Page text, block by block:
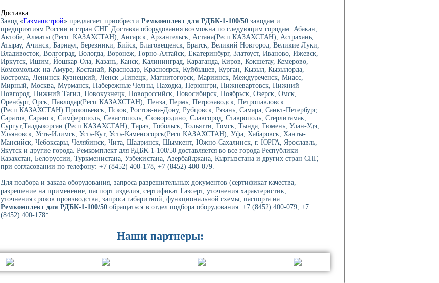
Доставка
Завод «Газмашстрой» предлагает приобрести Ремкомплект для РДБК-1-100/50заводам и
предприятиям России и стран СНГ. Доставка оборудования возможна по следующим городам: Абакан,
Актобе, Алматы (Респ. КАЗАХСТАН), Ангарск, Архангельск, Астана(Респ.КАЗАХСТАН), Астрахань,
Атырау, Ачинск, Барнаул, Березники, Бийск, Благовещенск, Братск, Великий Новгород, Великие Луки,
Владивосток, Волгоград, Вологда, Воронеж, Горно-Алтайск, Екатеринбург, Златоуст, Иваново, Ижевск,
Иркутск, Ишим, Йошкар-Ола, Казань, Канск, Калининград, Караганда, Киров, Кокшетау, Кемерово,
Комсомольск-на-Амуре, Костанай, Краснодар, Красноярск, Куйбышев, Курган, Кызыл, Кызылорда,
Кострома, Ленинск-Кузнецкий, Ленск ,Липецк, Магнитогорск, Мариинск, Междуреченск, Миасс,
Мирный, Москва, Мурманск, Набережные Челны, Находка, Нерюнгри, Нижневартовск, Нижний
Новгород, Нижний Тагил, Новокузнецк, Новороссийск, Новосибирск, Ноябрьск, Озерск, Омск,
Оренбург, Орск, Павлодар(Респ.КАЗАХСТАН), Пенза, Пермь, Петрозаводск, Петропавловск
(Респ.КАЗАХСТАН) Прокопьевск, Псков, Ростов-на-Дону, Рубцовск, Рязань, Самара, Санкт-Петербург,
Саратов, Саранск, Симферополь, Севастополь, Сковородино, Славгород, Ставрополь, Стерлитамак,
Сургут,Талдыкорган (Респ.КАЗАХСТАН), Тараз, Тобольск, Тольятти, Томск, Тында, Тюмень, Улан-Удэ,
Ульяновск, Усть-Илимск, Усть-Кут, Усть-Каменогорск(Респ.КАЗАХСТАН), Уфа, Хабаровск, Ханты-
Мансийск, Чебоксары, Челябинск, Чита, Шадринск, Шымкент, Южно-Сахалинск, г. ЮРГА, Ярославль,
Якутск и другие города. Ремкомплект для РДБК-1-100/50 доставляется во все города Республики
Казахстан, Белоруссии, Туркменистана, Узбекистана, Азербайджана, Кыргызстана и других стран СНГ,
при согласовании по телефону: +7 (8452) 400-178, +7 (8452) 400-079.
Для подбора и заказа оборудования, запроса разрешительных документов (сертификат качества,
разрешение на применение, паспорт изделия, сертификат Газсерт, уточнения характеристик,
уточнения сроков производства, запроса габаритной, функциональной схемы, паспорта на
Ремкомплект для РДБК-1-100/50обращаться в отдел подбора оборудования: +7 (8452) 400-079, +7
(8452) 400-178*
Наши партнеры: